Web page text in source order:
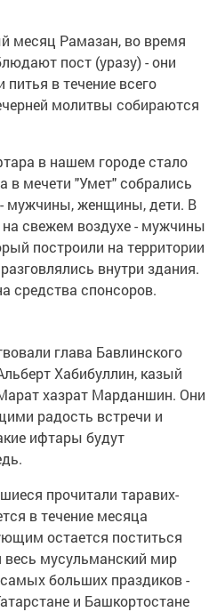
месяц Рамазан, во время
пост (уразу) - они
в течение всего
молитвы собираются
в нашем городе стало
в мечети "Умет" собрались
мужчины, женщины, дети. В
свежем воздухе - мужчины
построили на территории
внутри здания.
средства спонсоров.
глава Бавлинского
Хабибуллин, казый
хазрат Марданшин. Они
радость встречи и
ифтары будут
прочитали таравих-
в течение месяца
остается поститься
мусульманский мир
больших праздиков -
и Башкортостане